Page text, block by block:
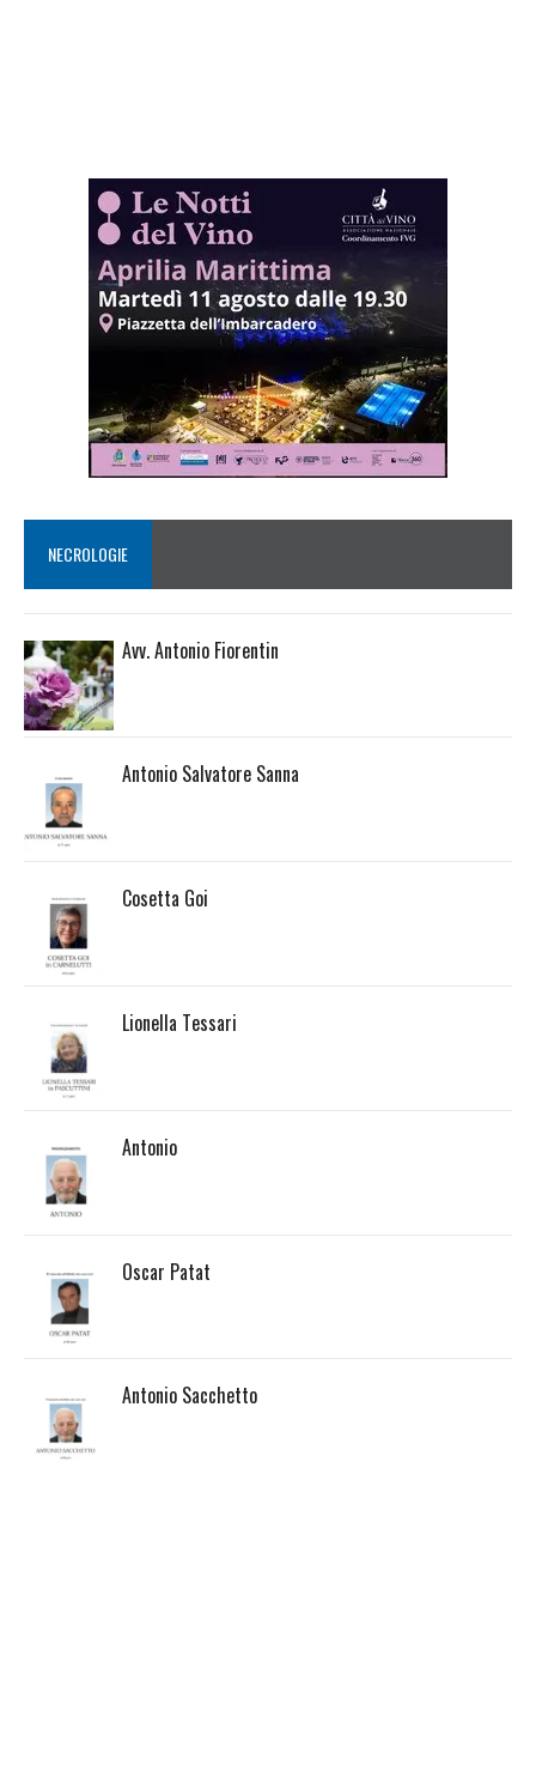
NECROLOGIE
Avv. Antonio Fiorentin
Antonio Salvatore Sanna
Cosetta Goi
Lionella Tessari
Antonio
Oscar Patat
Antonio Sacchetto